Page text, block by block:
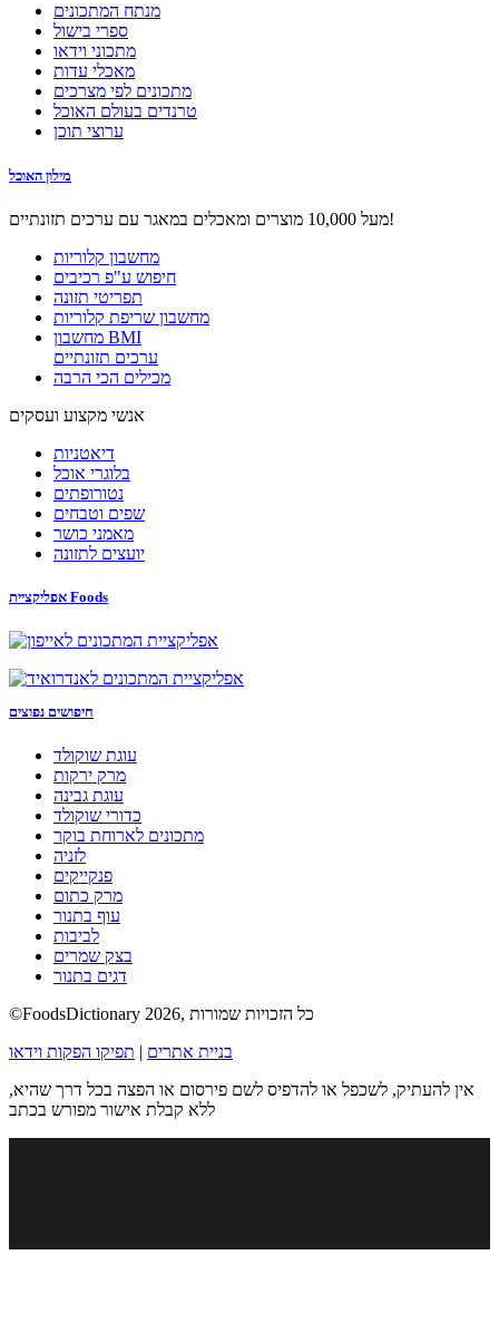
מנתח המתכונים
ספרי בישול
מתכוני וידאו
מאכלי עדות
מתכונים לפי מצרכים
טרנדים בעולם האוכל
ערוצי תוכן
מילון האוכל
מעל 10,000 מוצרים ומאכלים במאגר עם ערכים תזונתיים!
מחשבון קלוריות
חיפוש ע"פ רכיבים
תפריטי תזונה
מחשבון שריפת קלוריות
מחשבון BMI
ערכים תזונתיים
מכילים הכי הרבה
אנשי מקצוע ועסקים
דיאטניות
בלוגרי אוכל
נטורופתים
שפים וטבחים
מאמני כושר
יועצים לתזונה
אפליקציית Foods
חיפושים נפוצים
עוגת שוקולד
מרק ירקות
עוגת גבינה
כדורי שוקולד
מתכונים לארוחת בוקר
לזניה
פנקייקים
מרק כתום
עוף בתנור
לביבות
בצק שמרים
דגים בתנור
©FoodsDictionary 2026, כל הזכויות שמורות
בניית אתרים
תפיקו הפקות וידאו
אין להעתיק, לשכפל או להדפיס לשם פירסום או הפצה בכל דרך שהיא,
ללא קבלת אישור מפורש בכתב